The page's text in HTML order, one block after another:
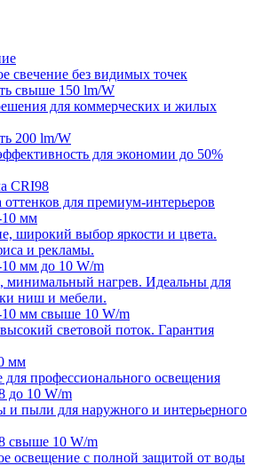
свечение без видимых точек
свыше 150 lm/W
для коммерческих и жилых
200 lm/W
для экономии до 50%
CRI98
оттенков для премиум-интерьеров
10 мм
широкий выбор яркости и цвета.
и рекламы.
мм до 10 W/m
минимальный нагрев. Идеальны для
ниш и мебели.
мм свыше 10 W/m
световой поток. Гарантия
мм
профессионального освещения
до 10 W/m
и пыли для наружного и интерьерного
свыше 10 W/m
освещение с полной защитой от воды